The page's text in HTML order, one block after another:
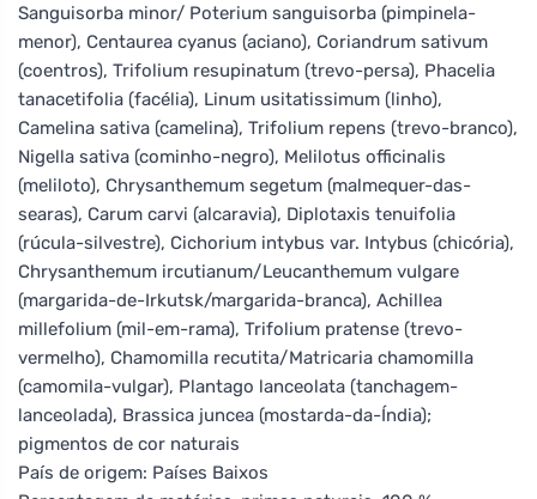
Sanguisorba minor/ Poterium sanguisorba (pimpinela-
menor), Centaurea cyanus (aciano), Coriandrum sativum
(coentros), Trifolium resupinatum (trevo-persa), Phacelia
tanacetifolia (facélia), Linum usitatissimum (linho),
Camelina sativa (camelina), Trifolium repens (trevo-branco),
Nigella sativa (cominho-negro), Melilotus officinalis
(meliloto), Chrysanthemum segetum (malmequer-das-
searas), Carum carvi (alcaravia), Diplotaxis tenuifolia
(rúcula-silvestre), Cichorium intybus var. Intybus (chicória),
Chrysanthemum ircutianum/Leucanthemum vulgare
(margarida-de-Irkutsk/margarida-branca), Achillea
millefolium (mil-em-rama), Trifolium pratense (trevo-
vermelho), Chamomilla recutita/Matricaria chamomilla
(camomila-vulgar), Plantago lanceolata (tanchagem-
lanceolada), Brassica juncea (mostarda-da-Índia);
pigmentos de cor naturais
País de origem: Países Baixos